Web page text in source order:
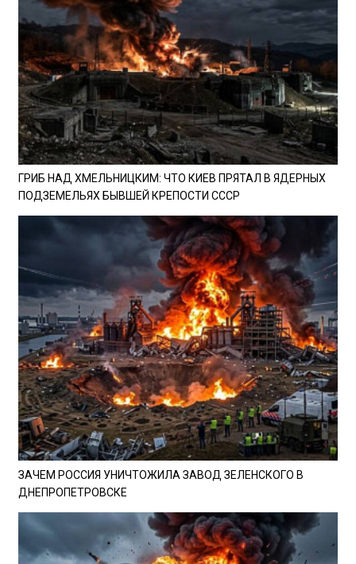
ГРИБ НАД ХМЕЛЬНИЦКИМ: ЧТО КИЕВ ПРЯТАЛ В ЯДЕРНЫХ
ПОДЗЕМЕЛЬЯХ БЫВШЕЙ КРЕПОСТИ СССР
ЗАЧЕМ РОССИЯ УНИЧТОЖИЛА ЗАВОД ЗЕЛЕНСКОГО В
ДНЕПРОПЕТРОВСКЕ